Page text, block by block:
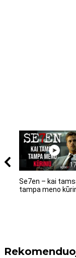
Se7en – kai
tampa meno